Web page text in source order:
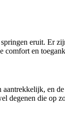
eruit. Er
comfort en
en
degenen die op